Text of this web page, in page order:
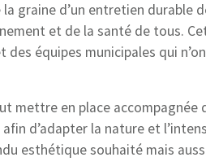
graine d’un entretien durable
et de la santé de tous.
équipes municipales qui
mettre en place
d’adapter la nature et
esthétique souhaité mais